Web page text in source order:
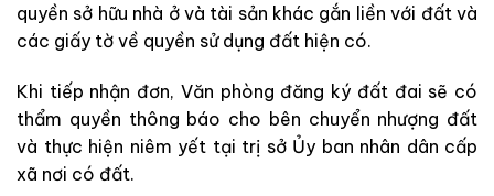
quyền sở hữu nhà ở và tài sản khác gắn liền với đất và
các giấy tờ về quyền sử dụng đất hiện có.
Khi tiếp nhận đơn, Văn phòng đăng ký đất đai sẽ có
thẩm quyền thông báo cho bên chuyển nhượng đất
và thực hiện niêm yết tại trị sở Ủy ban nhân dân cấp
xã nơi có đất.